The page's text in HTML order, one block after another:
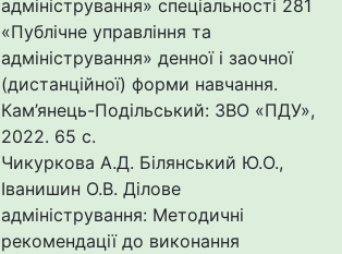
адміністрування» спеціальності 281
«Публічне управління та
адміністрування» денної і заочної
(дистанційної) форми навчання.
Кам’янець-Подільський: ЗВО «ПДУ»,
2022. 65 с.
Чикуркова А.Д. Білянський Ю.О.,
Іванишин О.В. Ділове
адміністрування: Методичні
рекомендації до виконання